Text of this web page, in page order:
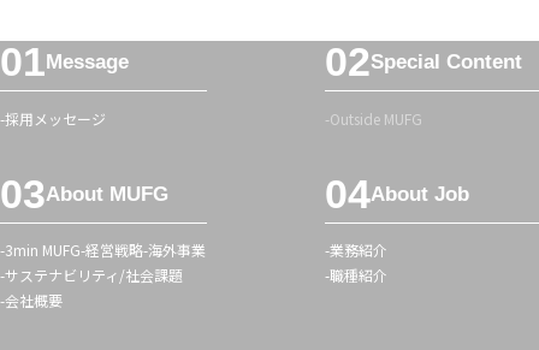
ッ
シ
ュ
フ
ッ
タ
ニ
ュ
ー
Message
採用メッセージ
Special Content
Outside MUFG
About MUFG
3min MUFG 経営戦略 海外事業
サステナビリティ/社会課題
会社概要
About Job
業務紹介
職種紹介